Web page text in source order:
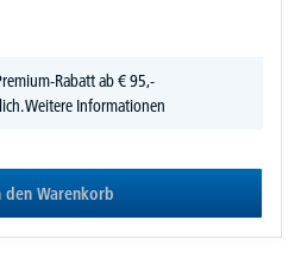
Rabatt ab € 95,-
Weitere Informationen
den Warenkorb